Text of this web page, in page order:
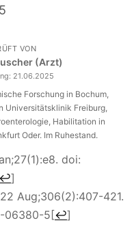
VON
(Arzt)
21.06.2025
Forschung in Bochum,
Universitätsklinik Freiburg,
Habilitation in
Oder. Im Ruhestand.
doi:
↩]
Aug;306(2):407-421.
06380-5[↩]